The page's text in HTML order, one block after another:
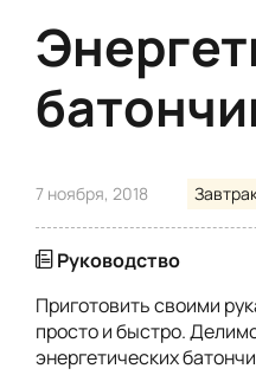
7 ноября, 2018
Руководство
Приготовить своими
просто и быстро.
энергетических